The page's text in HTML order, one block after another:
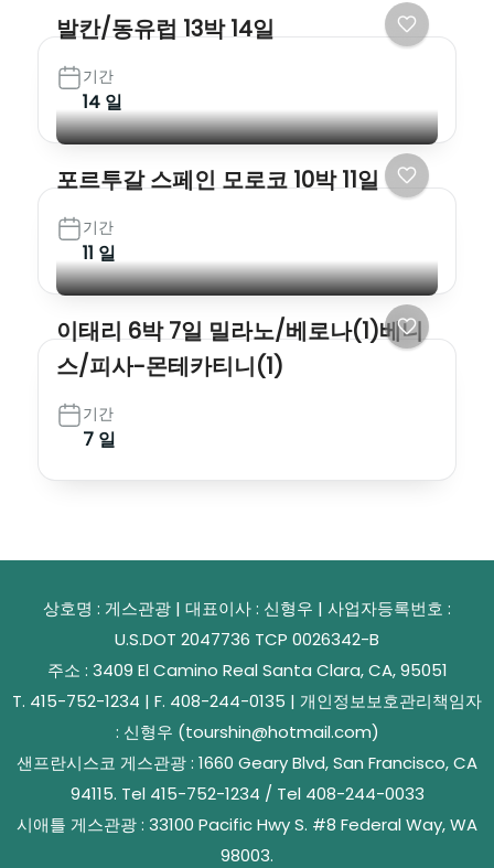
발칸/동유럽 13박 14일
기간
14 일
포르투갈 스페인 모로코 10박 11일
기간
11 일
이태리 6박 7일 밀라노/베로나(1)베니
스/피사-몬테카티니(1)
기간
7 일
상호명 : 게스관광 | 대표이사 : 신형우 | 사업자등록번호 :
U.S.DOT 2047736 TCP 0026342-B
주소 : 3409 El Camino Real Santa Clara, CA, 95051
T. 415-752-1234 | F. 408-244-0135 | 개인정보보호관리책임자
: 신형우 (tourshin@hotmail.com)
샌프란시스코 게스관광 : 1660 Geary Blvd, San Francisco, CA
94115. Tel 415-752-1234 / Tel 408-244-0033
시애틀 게스관광 : 33100 Pacific Hwy S. #8 Federal Way, WA
98003.